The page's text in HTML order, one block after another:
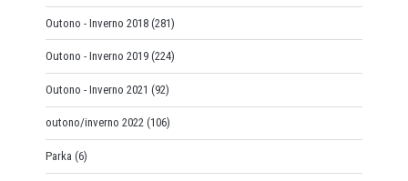
Outono - Inverno 2018 (281)
Outono - Inverno 2019 (224)
Outono - Inverno 2021 (92)
outono/inverno 2022 (106)
Parka (6)